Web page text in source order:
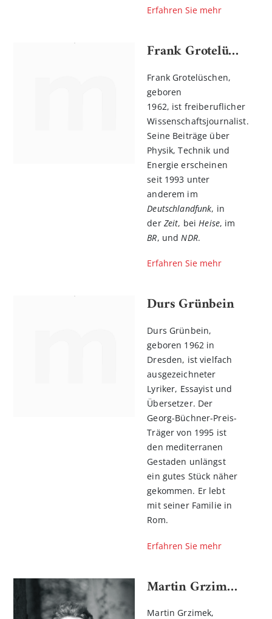
Erfahren Sie mehr
Frank Grotelüschen
Frank Grotelüschen,
geboren
1962, ist freiberuflicher
Wissenschaftsjournalist.
Seine Beiträge über
Physik, Technik und
Energie erscheinen
seit 1993 unter
anderem im
Deutschlandfunk, in
der Zeit, bei Heise, im
BR, undNDR.
Erfahren Sie mehr
Durs Grünbein
Durs Grünbein,
geboren 1962 in
Dresden, ist vielfach
ausgezeichneter
Lyriker, ­Essayist und
Übersetzer. Der
Georg-Büchner-Preis-
Träger von 1995 ist
den mediterranen
Gestaden unlängst
ein gutes Stück näher
gekommen. Er lebt
mit seiner Familie in
Rom.
Erfahren Sie mehr
Martin Grzimek
Martin Grzimek,